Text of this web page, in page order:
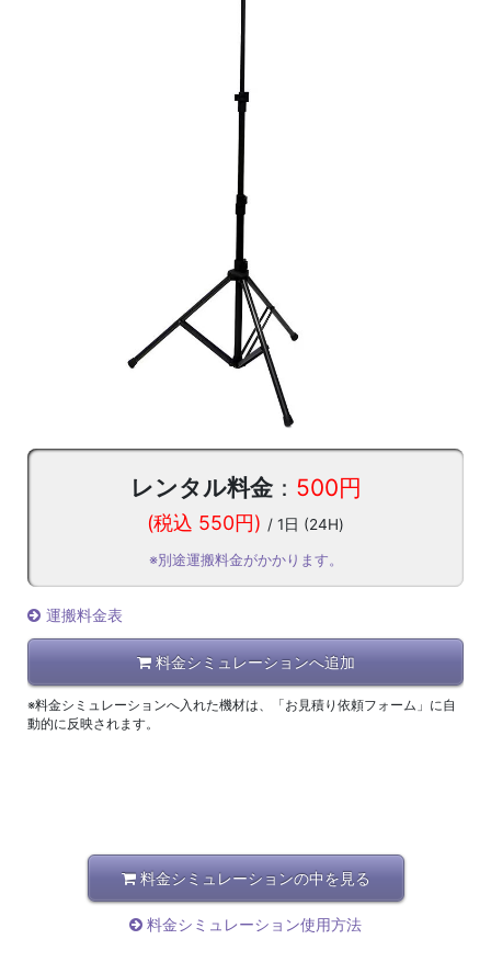
レンタル料金： 500円
(税込 550円) / 1日 (24H)
※別途運搬料金がかかります。
運搬料金表
料金シミュレーションへ追加
※料金シミュレーションへ入れた機材は、「お見積り依頼フォーム」に自
動的に反映されます。
料金シミュレーションの中を見る
料金シミュレーション使用方法